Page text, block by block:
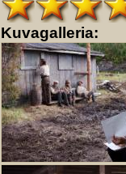
Kuvagalleria: